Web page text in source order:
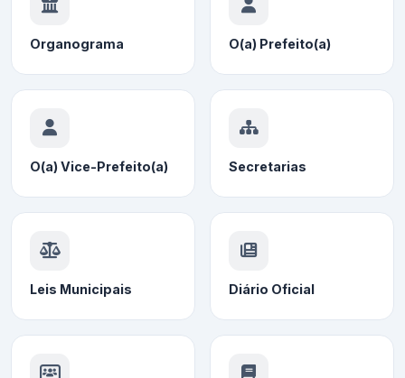
Organograma O(a) Prefeito(a)
O(a) Vice-Prefeito(a) Secretarias
Leis Municipais Diário Oficial